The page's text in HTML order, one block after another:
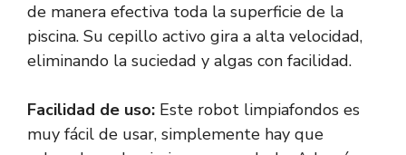
de manera efectiva toda la superficie de la
piscina. Su cepillo activo gira a alta velocidad,
eliminando la suciedad y algas con facilidad.
Facilidad de uso: Este robot limpiafondos es
muy fácil de usar, simplemente hay que